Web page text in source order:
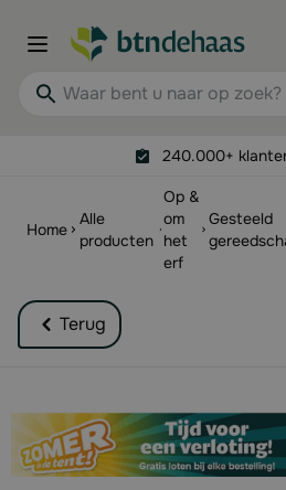
Waar bent u naar op zoek?
240.000+
Home
Alle
producten
Op &
om
het
erf
Gesteeld
Terug